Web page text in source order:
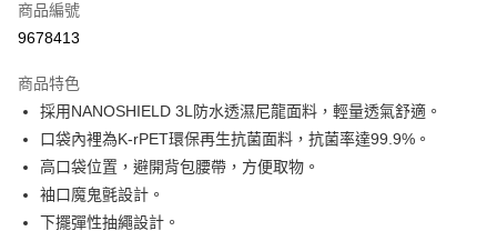
Apple Pay
悠遊付
Google Pay
全盈+PAY
AFTEE先享後付
商品編號
9678413
商品特色
採用NANOSHIELD 3L防水透濕尼龍面料，輕量透氣舒適。
口袋內裡為K-rPET環保再生抗菌面料，抗菌率達99.9%。
高口袋位置，避開背包腰帶，方便取物。
袖口魔鬼氈設計。
下擺彈性抽繩設計。